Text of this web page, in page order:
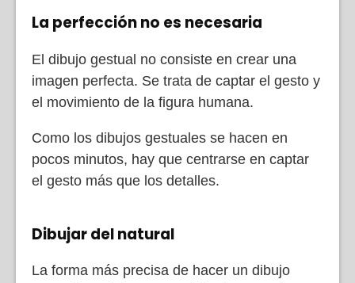
La perfección no es necesaria
El dibujo gestual no consiste en crear una
imagen perfecta. Se trata de captar el gesto y
el movimiento de la figura humana.
Como los dibujos gestuales se hacen en
pocos minutos, hay que centrarse en captar
el gesto más que los detalles.
Dibujar del natural
La forma más precisa de hacer un dibujo